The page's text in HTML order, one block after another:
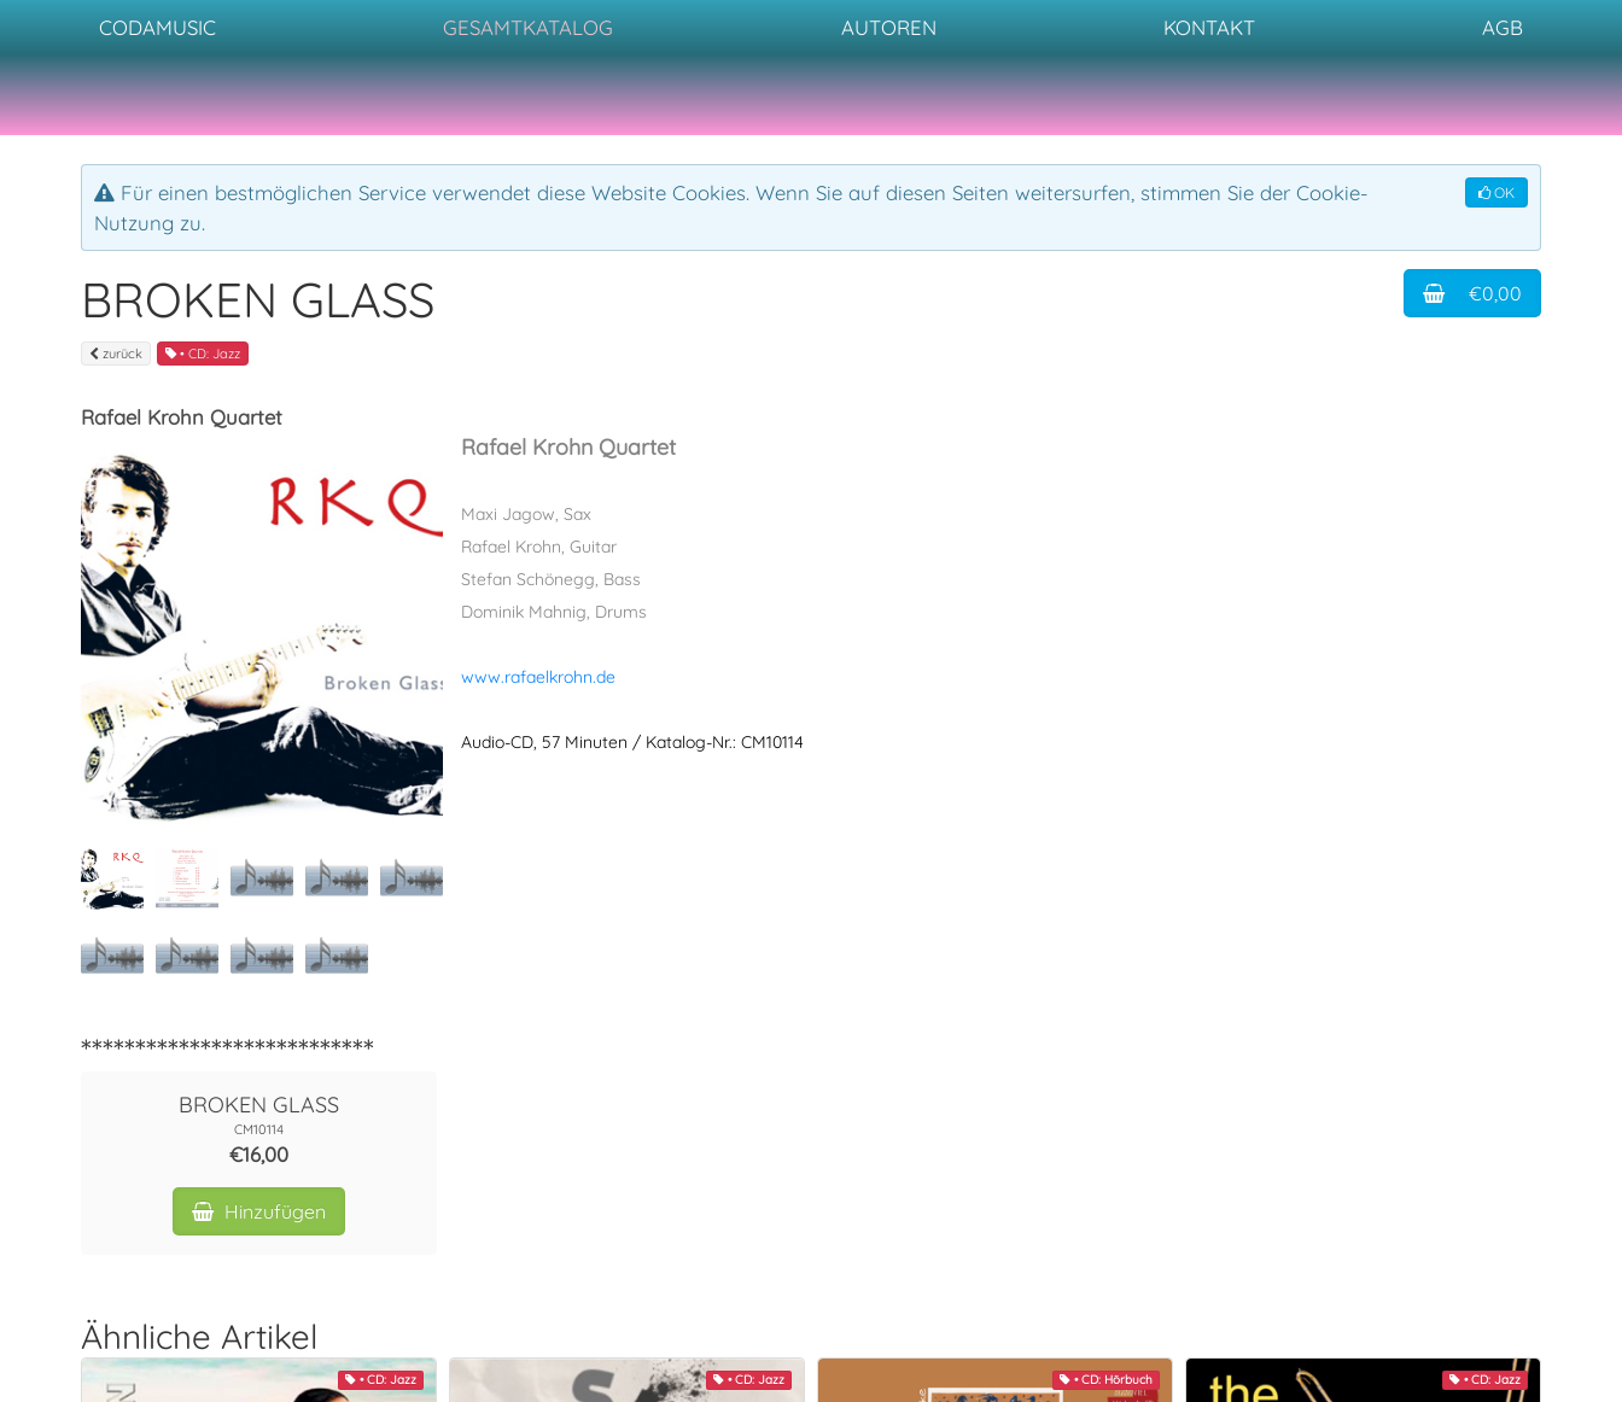
CODAMUSIC GESAMTKATALOG AUTOREN KONTAKT AGB
OK
Für einen bestmöglichen Service verwendet diese Website Cookies. Wenn Sie auf diesen Seiten weitersurfen, stimmen Sie der Cookie-
Nutzung zu.
€0,00
BROKEN GLASS
zurück • CD: Jazz
Rafael Krohn Quartet
Rafael Krohn Quartet
Maxi Jagow, Sax
Rafael Krohn, Guitar
Stefan Schönegg, Bass
Dominik Mahnig, Drums
www.rafaelkrohn.de
Audio-CD, 57 Minuten / Katalog-Nr.: CM10114
***************************
BROKEN GLASS
CM10114
€16,00
Hinzufügen
Ähnliche Artikel
• CD: Jazz • CD: Jazz • CD: Hörbuch • CD: Jazz